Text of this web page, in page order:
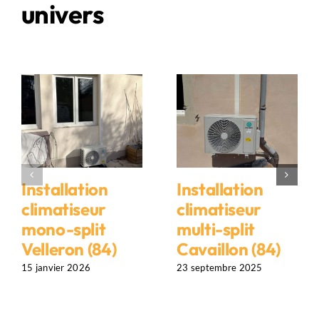
univers
Installation
climatiseur
mono-split
Velleron (84)
15 janvier 2026
Installation
climatiseur
multi-split
Cavaillon (84)
23 septembre 2025